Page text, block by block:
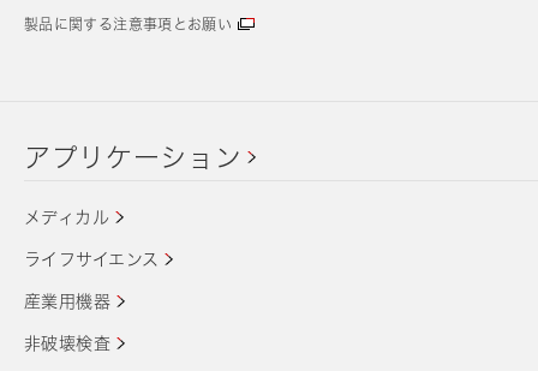
製品に関する注意事項とお願い
アプリケーション
メディカル
ライフサイエンス
産業用機器
非破壊検査